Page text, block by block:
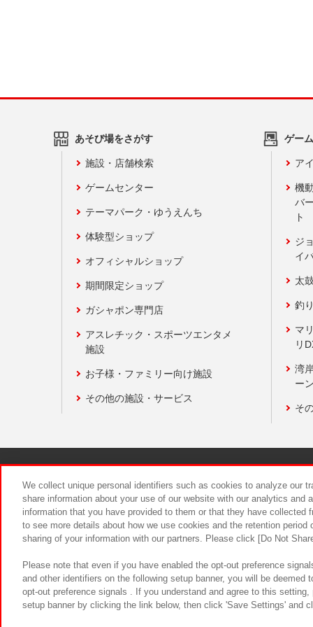
あそび場をさがす
施設・店舗検索
ゲームセンター
テーマパーク・ゆうえんち
体験型ショップ
オフィシャルショップ
期間限定ショップ
ガシャポン専門店
アスレチック・スポーツエンタメ
施設
お子様・ファミリー向け施設
その他の施設・サービス
ゲー
ア
機
バ
ト
ジ
イ
太
釣
マ
リ
湾
ー
そ
食品のご
We collect unique personal identifiers such as cookies to analyze our
share information about your use of our website with our analytics and
information that you have provided to them or that they have
to see more details about how we use cookies and the retention
sharing of your information with our partners. Please click [Do Not
Please note that even if you have enabled the opt-out preference
and other identifiers on the following setup banner, you will be
opt-out preference signals . If you understand and agree to this
setup banner by clicking the link below, then click 'Save Settings' and